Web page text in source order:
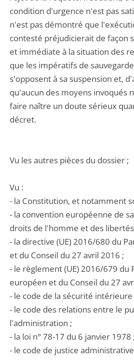
condition d'urgence n'est pas
n'est pas démontré que
contesté préjudicierait de façon
et immédiate à la situation des
que les impératifs de
s'opposent à sa suspension et,
qu'aucun des moyens invoqués
faire naître un doute sérieux
décret.
Vu les autres pièces du dossier ;
Vu :
- la Constitution, et notamment
- la convention européenne de
droits de l'homme et des
- la directive (UE) 2016/680 du
et du Conseil du 27 avril 2016 ;
- le règlement (UE) 2016/679 du
européen et du Conseil du 27
- le code de la sécurité intérieure
- le code des relations entre le
l'administration ;
- la loi n° 78-17 du 6 janvier 1978 ;
- le code de justice